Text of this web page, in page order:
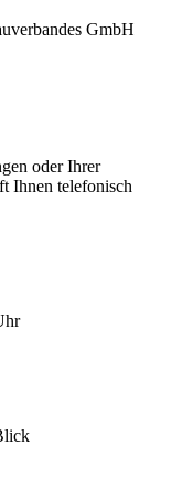
GmbH
oder Ihrer
Ihnen telefonisch